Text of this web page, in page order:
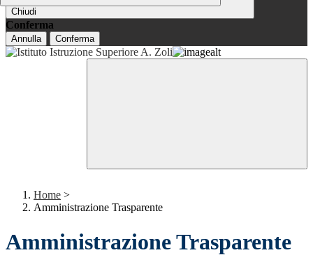
Chiudi
Conferma
Annulla Conferma
Home >
Amministrazione Trasparente
Amministrazione Trasparente